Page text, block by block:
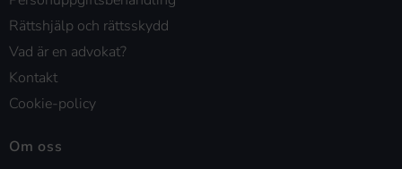
Rättshjälp och rättsskydd
Vad är en advokat?
Kontakt
Cookie-policy
Om oss